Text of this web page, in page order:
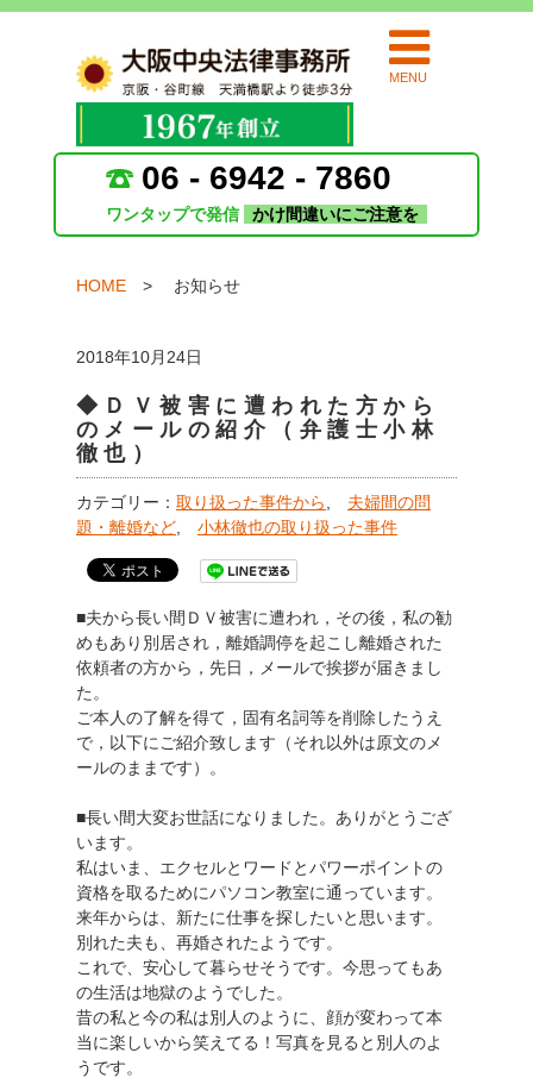
MENU
06 - 6942 - 7860
ワンタップで発信 かけ間違いにご注意を
HOME お知らせ
2018年10月24日
◆ＤＶ被害に遭われた方から
のメールの紹介（弁護士小林
徹也）
カテゴリー： 取り扱った事件から
夫婦間の問
題・離婚など
小林徹也の取り扱った事件
■夫から長い間ＤＶ被害に遭われ，その後，私の勧
めもあり別居され，離婚調停を起こし離婚された
依頼者の方から，先日，メールで挨拶が届きまし
た。
ご本人の了解を得て，固有名詞等を削除したうえ
で，以下にご紹介致します（それ以外は原文のメ
ールのままです）。
■長い間大変お世話になりました。ありがとうござ
います。
私はいま、エクセルとワードとパワーポイントの
資格を取るためにパソコン教室に通っています。
来年からは、新たに仕事を探したいと思います。
別れた夫も、再婚されたようです。
これで、安心して暮らせそうです。今思ってもあ
の生活は地獄のようでした。
昔の私と今の私は別人のように、顔が変わって本
当に楽しいから笑えてる！写真を見ると別人のよ
うです。